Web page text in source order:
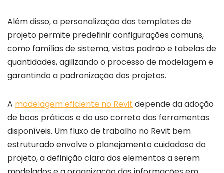
Além disso, a personalização das templates de
projeto permite predefinir configurações comuns,
como famílias de sistema, vistas padrão e tabelas de
quantidades, agilizando o processo de modelagem e
garantindo a padronização dos projetos.
A modelagem eficiente no Revit depende da adoção
de boas práticas e do uso correto das ferramentas
disponíveis. Um fluxo de trabalho no Revit bem
estruturado envolve o planejamento cuidadoso do
projeto, a definição clara dos elementos a serem